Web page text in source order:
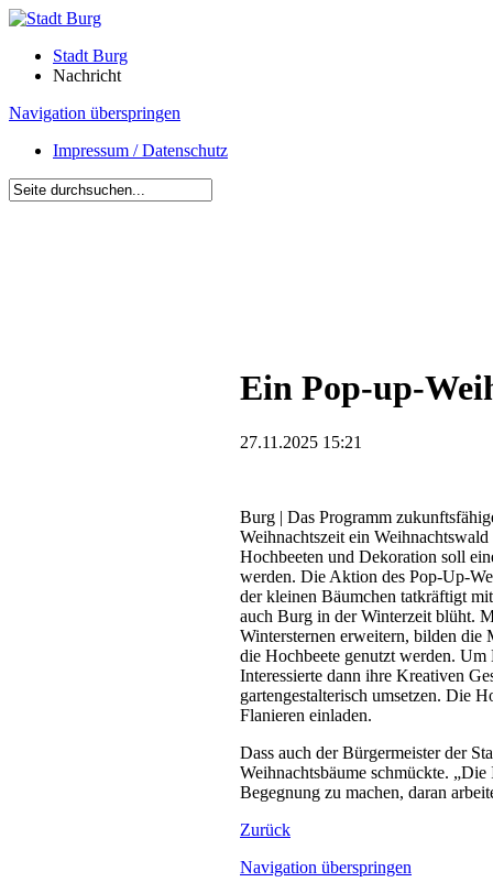
Stadt Burg
Nachricht
Navigation überspringen
Impressum / Datenschutz
Ein Pop-up-
27.11.2025 15:21
Burg | Das Programm
Weihnachtszeit ein
Hochbeeten und Dekoration soll
werden. Die Aktion des Pop-Up-
der kleinen Bäumchen tatkräftigt
auch Burg in der Winterzeit blüht.
Wintersternen erweitern, bilden die
die Hochbeete genutzt werden.
Interessierte dann ihre Kreativen
gartengestalterisch umsetzen. Die
Flanieren einladen.
Dass auch der Bürgermeister der
Weihnachtsbäume schmückte.
Begegnung zu machen, daran
Zurück
Navigation überspringen